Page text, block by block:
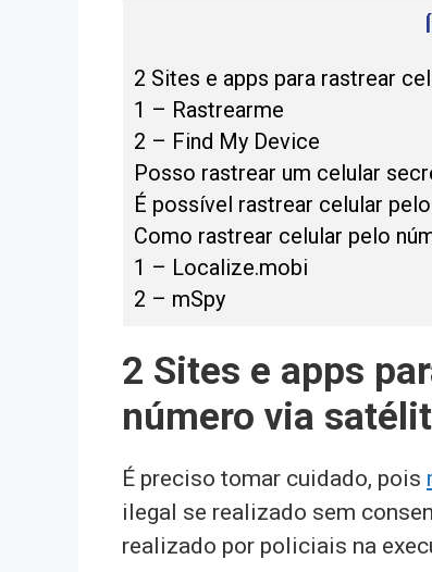
2 Sites e apps para rastrear
1 – Rastrearme
2 – Find My Device
Posso rastrear um celular
É possível rastrear celular
Como rastrear celular pelo
1 – Localize.mobi
2 – mSpy
2 Sites e apps
número via
É preciso tomar cuidado, pois
ilegal se realizado sem
realizado por policiais na